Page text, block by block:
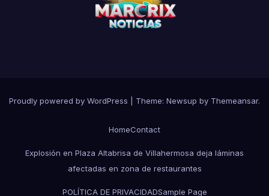
Proudly powered by WordPress Theme: Newsup by Themeansar.
HomeContact
Explosión en Plaza Altabrisa de Villahermosa deja láminas
afectadas en zona de restaurantes
POLÍTICA DE PRIVACIDADSample Page